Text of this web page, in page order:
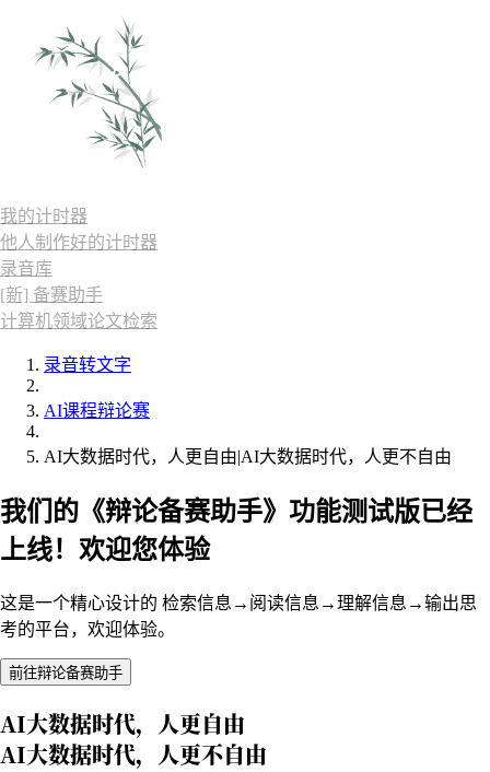
我的计时器
他人制作好的计时器
录音库
[新] 备赛助手
计算机领域论文检索
录音转文字
AI课程辩论赛
AI大数据时代，人更自由|AI大数据时代，人更不自由
我们的《辩论备赛助手》功能测试版已经
上线！欢迎您体验
这是一个精心设计的 检索信息→阅读信息→理解信息→输出思
考的平台，欢迎体验。
前往辩论备赛助手
AI大数据时代，人更自由
AI大数据时代，人更不自由